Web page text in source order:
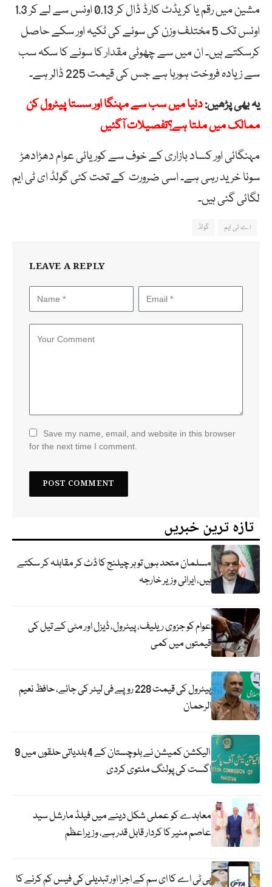
مشین میں رقم یا کریڈٹ کارڈ ڈال کر 0.13 اونس سے لے کر 1.3
اونس تک 5 مختلف وزن کی سونے کی ٹکیہ اور سکے حاصل
کرسکتے ہیں۔ ان میں سے چھوٹی مقدار کا سونے کا سکہ سب
سے زیادہ فروخت ہورہا ہے جس کی قیمت 225 ڈالر ہے۔
یہ بھی پڑھیں:دنیا میں سب سے مہنگا اور سستا پیٹرول کن
ممالک میں ملتا ہے؟تفصیلات آگئیں
مہنگائی اور کساد بازاری کے خوف سے کوریائی عوام دھڑادھڑ
سونا خرید رہی ہے۔ اسی ضرورت کے تحت کئی گولڈ ای ٹی ایم
لگائی گئی ہیں۔
اے ٹی ایم گولڈ
LEAVE A REPLY
Save my name, email, and website in this browser
for the next time I comment.
تازہ ترین خبریں
مسلمان متحد ہوں تو ہر چیلنج کا ڈٹ کر مقابلہ کر سکتے
ہیں، ایرانی وزیر خارجہ
عوام کو جزوی ریلیف، پیٹرول، ڈیزل اور مٹی کے تیل کی
قیمتوں میں کمی
پیٹرول کی قیمت 228 روپے فی لیٹر کی جائے، حافظ نعیم
الرحمان
الیکشن کمیشن نے بلوچستان کے 4 بلدیاتی حلقوں میں 9
اگست کی پولنگ ملتوی کردی
معاہدے کو عملی شکل دینے میں فیلڈ مارشل سید
عاصم منیر کا کردار قابل قدر ہے، وزیراعظم
پی ٹی اے کا ای سم کے اجرا اور تبدیلی کی فیس کم کرنے کا